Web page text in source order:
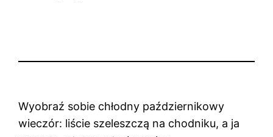
Wyobraź sobie chłodny październikowy
wieczór: liście szeleszczą na chodniku, a ja